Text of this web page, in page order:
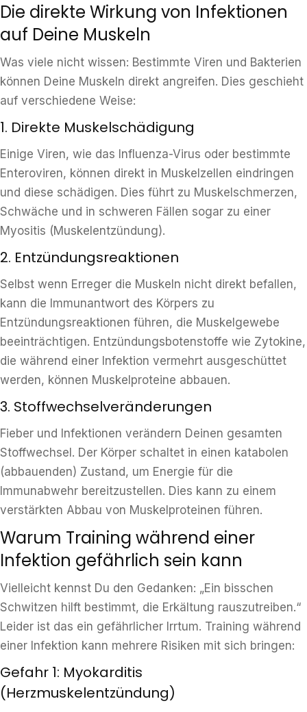
Die direkte Wirkung von Infektionen
auf Deine Muskeln
Was viele nicht wissen: Bestimmte Viren und Bakterien
können Deine Muskeln direkt angreifen. Dies geschieht
auf verschiedene Weise:
1. Direkte Muskelschädigung
Einige Viren, wie das Influenza-Virus oder bestimmte
Enteroviren, können direkt in Muskelzellen eindringen
und diese schädigen. Dies führt zu Muskelschmerzen,
Schwäche und in schweren Fällen sogar zu einer
Myositis (Muskelentzündung).
2. Entzündungsreaktionen
Selbst wenn Erreger die Muskeln nicht direkt befallen,
kann die Immunantwort des Körpers zu
Entzündungsreaktionen führen, die Muskelgewebe
beeinträchtigen. Entzündungsbotenstoffe wie Zytokine,
die während einer Infektion vermehrt ausgeschüttet
werden, können Muskelproteine abbauen.
3. Stoffwechselveränderungen
Fieber und Infektionen verändern Deinen gesamten
Stoffwechsel. Der Körper schaltet in einen katabolen
(abbauenden) Zustand, um Energie für die
Immunabwehr bereitzustellen. Dies kann zu einem
verstärkten Abbau von Muskelproteinen führen.
Warum Training während einer
Infektion gefährlich sein kann
Vielleicht kennst Du den Gedanken: „Ein bisschen
Schwitzen hilft bestimmt, die Erkältung rauszutreiben.“
Leider ist das ein gefährlicher Irrtum. Training während
einer Infektion kann mehrere Risiken mit sich bringen:
Gefahr 1: Myokarditis
(Herzmuskelentzündung)